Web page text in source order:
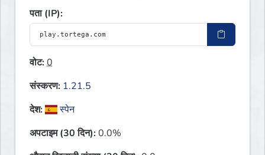
पता (IP):
वोट:0
संस्करण: 1.21.5
देश:
स्पेन
अपटाइम (30 दिन):0.0%